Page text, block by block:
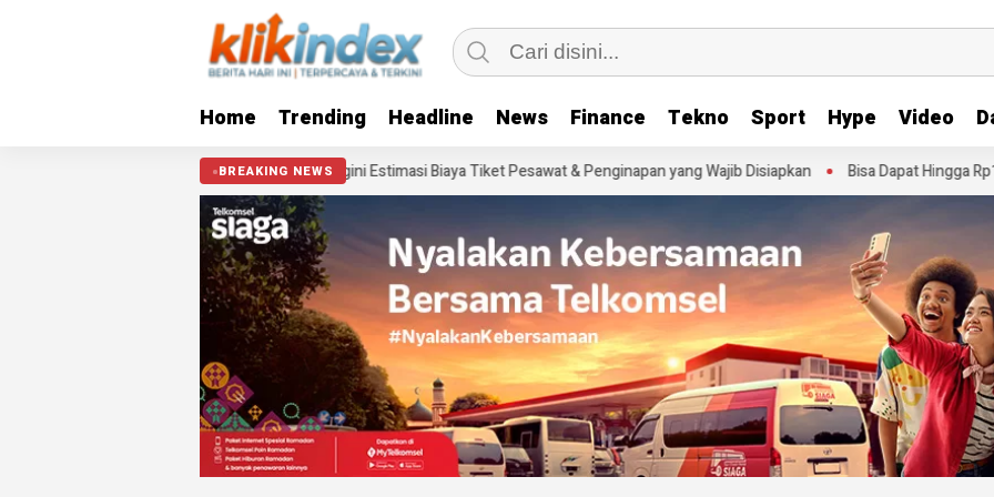
Home Trending Headline News Finance Tekno Sport Hype Video
BREAKING NEWS
Pandang Istana 2026? Segini Estimasi Biaya Tiket Pesawat & Penginapan yang Wajib Disiapkan Bisa Dapat Hingga Rp1,8 Juta, Ini Tanda-